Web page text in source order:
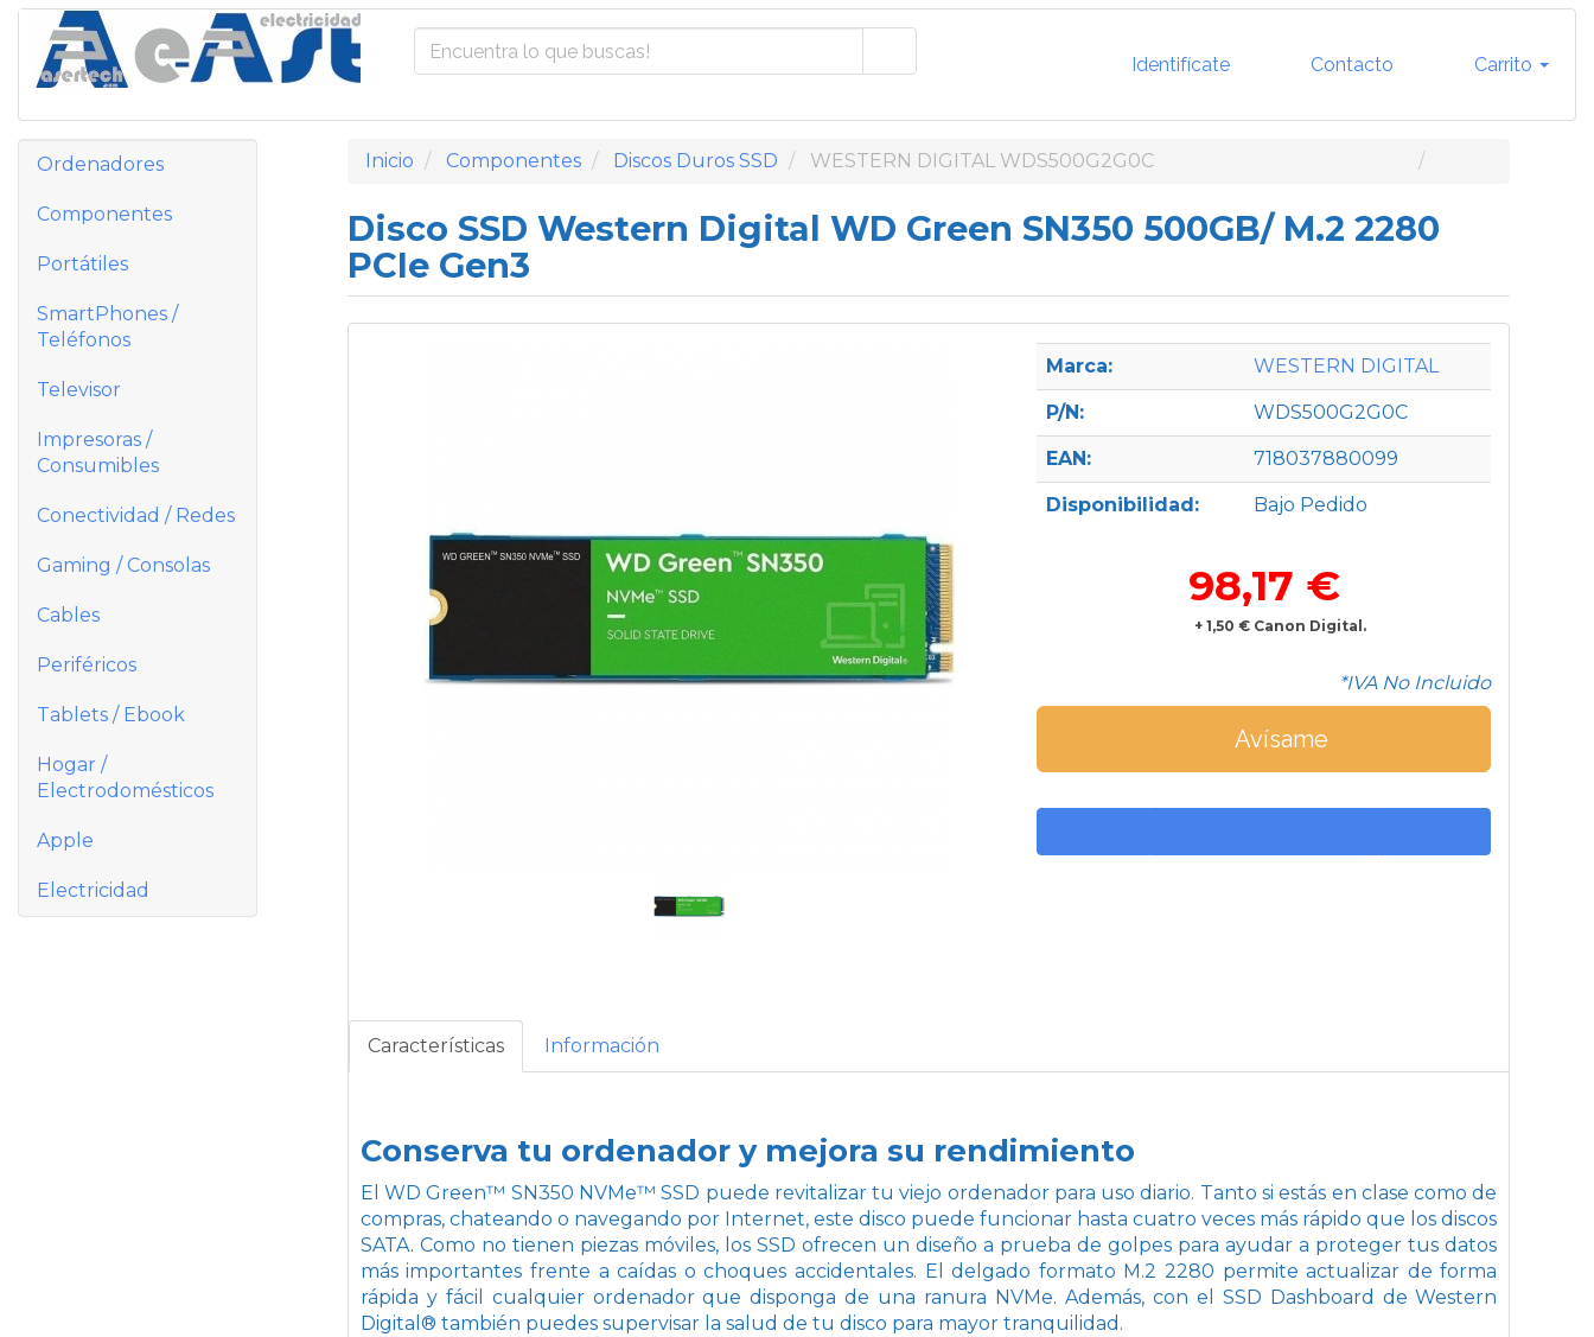
Identifícate Contacto Carrito
Ordenadores
Componentes
Portátiles
SmartPhones /
Teléfonos
Televisor
Impresoras /
Consumibles
Conectividad / Redes
Gaming / Consolas
Cables
Periféricos
Tablets / Ebook
Hogar /
Electrodomésticos
Apple
Electricidad
Inicio Componentes Discos Duros SSD WESTERN DIGITAL WDS500G2G0C
Disco SSD Western Digital WD Green SN350 500GB/ M.2 2280
PCIe Gen3
Marca: WESTERN DIGITAL
P/N: WDS500G2G0C
EAN: 718037880099
Disponibilidad: Bajo Pedido
98,17 €
+ 1,50 € Canon Digital.
*IVA No Incluido
Avísame
Características Información
Conserva tu ordenador y mejora su rendimiento
El WD Green™ SN350 NVMe™ SSD puede revitalizar tu viejo ordenador para uso diario. Tanto si estás en clase como de
compras, chateando o navegando por Internet, este disco puede funcionar hasta cuatro veces más rápido que los discos
SATA. Como no tienen piezas móviles, los SSD ofrecen un diseño a prueba de golpes para ayudar a proteger tus datos
más importantes frente a caídas o choques accidentales. El delgado formato M.2 2280 permite actualizar de forma
rápida y fácil cualquier ordenador que disponga de una ranura NVMe. Además, con el SSD Dashboard de Western
Digital® también puedes supervisar la salud de tu disco para mayor tranquilidad.